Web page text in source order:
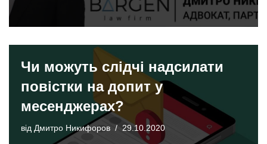
Чи можуть слідчі надсилати
повістки на допит у
месенджерах?
від Дмитро Никифоров 29.10.2020